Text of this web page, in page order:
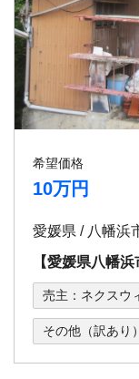
希望価格
10万円
愛媛県 / 八幡浜
【愛媛県八幡
売主：ネクスウ
その他（訳あり）